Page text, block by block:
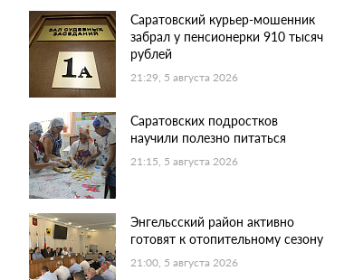
Саратовский курьер-мошенник
забрал у пенсионерки 910 тысяч
рублей
21:29, 5 августа 2026
Саратовских подростков
научили полезно питаться
21:15, 5 августа 2026
Энгельсский район активно
готовят к отопительному сезону
21:00, 5 августа 2026